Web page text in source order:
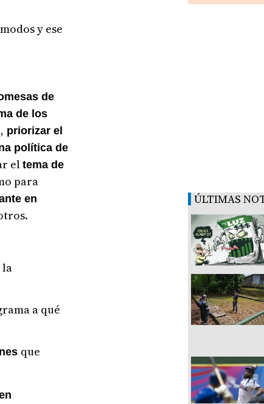
y ese
de
de los
, priorizar el
política de
el tema de
para
en
la
a qué
que
ÚLTIMAS